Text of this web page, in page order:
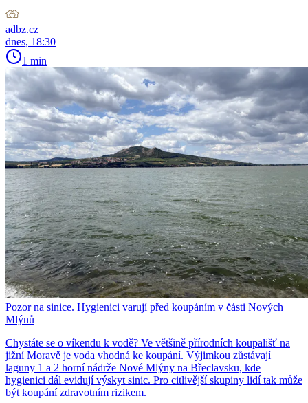
adbz.cz
dnes, 18:30
1 min
Pozor na sinice. Hygienici varují před koupáním v části Nových
Mlýnů
Chystáte se o víkendu k vodě? Ve většině přírodních koupališť na
jižní Moravě je voda vhodná ke koupání. Výjimkou zůstávají
laguny 1 a 2 horní nádrže Nové Mlýny na Břeclavsku, kde
hygienici dál evidují výskyt sinic. Pro citlivější skupiny lidí tak může
být koupání zdravotním rizikem.